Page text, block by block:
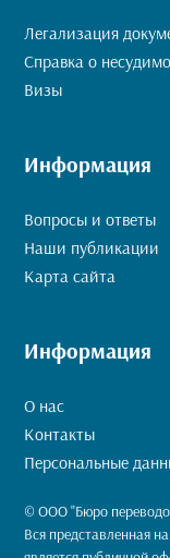
Легализация
Справка о
Визы
Информация
Вопросы и ответы
Наши публикации
Карта сайта
Информация
О нас
Контакты
Персональные
© ООО "Бюро
Вся представленная